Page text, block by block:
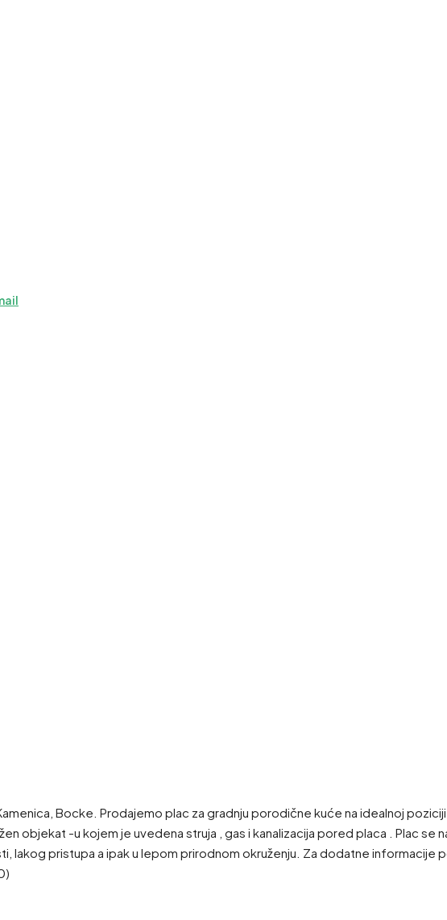
Bocke. Prodajemo plac za gradnju porodične kuće na idealnoj
objekat -u kojem je uvedena struja , gas i kanalizacija pored placa . Plac se
pristupa a ipak u lepom prirodnom okruženju. Za dodatne informacije